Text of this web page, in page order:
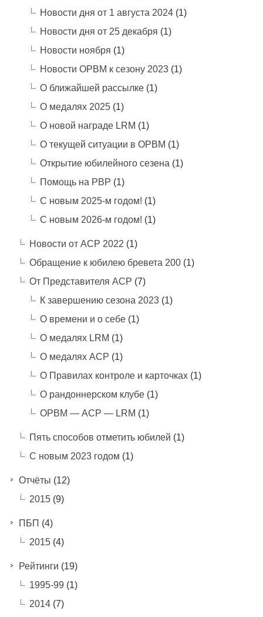
Новости дня от 1 августа 2024(1)
Новости дня от 25 декабря (1)
Новости ноября (1)
Новости ОРВМ к сезону 2023(1)
О ближайшей рассылке(1)
О медалях 2025(1)
О новой награде LRM (1)
О текущей ситуации в ОРВМ (1)
Открытие юбилейного сезена (1)
Помощь на РВР (1)
С новым 2025-м годом! (1)
С новым 2026-м годом! (1)
Новости от АСР 2022 (1)
Обращение к юбилею бревета 200(1)
От Представителя АСР (7)
К завершению сезона 2023(1)
О времени и о себе(1)
О медалях LRM (1)
О медалях АСР (1)
О Правилах контроле и карточках(1)
О рандоннерском клубе(1)
ОРВМ — АСР — LRM (1)
Пять способов отметить юбилей (1)
С новым 2023 годом (1)
Отчёты (12)
2015(9)
ПБП (4)
2015(4)
Рейтинги (19)
1995-99 (1)
2014(7)